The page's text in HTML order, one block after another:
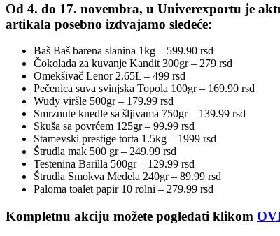
Od 4. do 17. novembra, u Univerexportu je
artikala posebno izdvajamo sledeće:
Baš Baš barena slanina 1kg – 599.90 rsd
Čokolada za kuvanje Kandit 300gr – 279 rsd
Omekšivač Lenor 2.65L – 499 rsd
Pečenica suva svinjska Topola 100gr – 169.90 rsd
Wudy viršle 500gr – 179.99 rsd
Smrznute knedle sa šljivama 750gr – 139.99 rsd
Skuša sa povrćem 125gr – 99.99 rsd
Stamevski prestige torta 1.5kg – 1999 rsd
Štrudla mak 500 gr – 249.99 rsd
Testenina Barilla 500gr – 129.99 rsd
Štrudla Smokva Medela 240gr – 89.99 rsd
Paloma toalet papir 10 rolni – 279.99 rsd
Kompletnu akciju možete pogledati klikom